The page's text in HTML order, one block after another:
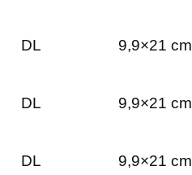
DL 9,9×21 cm
DL 9,9×21 cm
DL 9,9×21 cm